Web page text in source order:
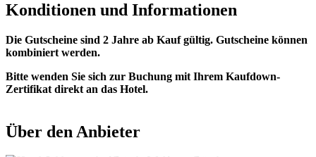
Konditionen und Informationen
Die Gutscheine sind 2 Jahre ab Kauf gültig. Gutscheine können
kombiniert werden.
Bitte wenden Sie sich zur Buchung mit Ihrem Kaufdown-
Zertifikat direkt an das Hotel.
Über den Anbieter